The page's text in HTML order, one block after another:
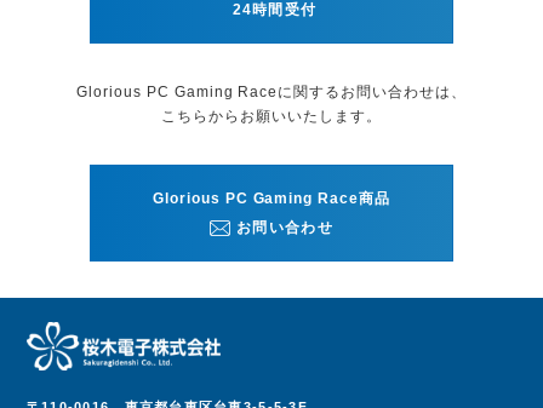
24時間受付
Glorious PC Gaming Raceに関する お問い合わせは、
こちらからお願いいたします。
Glorious PC Gaming Race商品
お問い合わせ